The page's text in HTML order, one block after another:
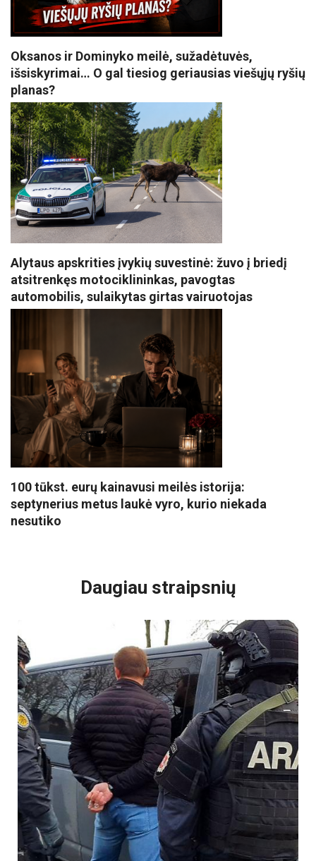
Oksanos ir Dominyko meilė, sužadėtuvės,
išsiskyrimai… O gal tiesiog geriausias viešųjų ryšių
planas?
Alytaus apskrities įvykių suvestinė: žuvo į briedį
atsitrenkęs motociklininkas, pavogtas
automobilis, sulaikytas girtas vairuotojas
100 tūkst. eurų kainavusi meilės istorija:
septynerius metus laukė vyro, kurio niekada
nesutiko
Daugiau straipsnių